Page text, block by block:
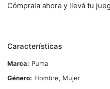
Cómprala ahora y llevá tu
Características
Marca
Puma
Género
Hombre, Mujer